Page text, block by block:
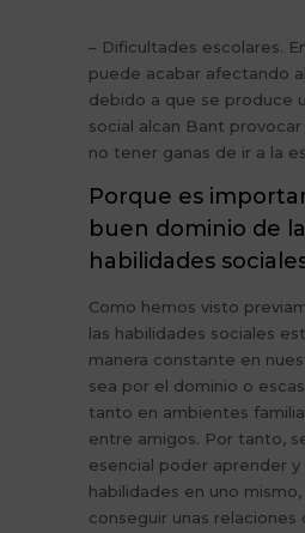
– Dificultades escolares.
puede acabar afectando
debido a que se produce
social alcan Bant
no tener ganas de ir a la
Porque es
buen dominio de
habilidades
Como hemos visto
las habilidades sociales
manera constante en
sea por el dominio o
tanto en ambientes
entre amigos. Por tanto,
esencial poder aprender
habilidades en uno
conseguir unas relaciones